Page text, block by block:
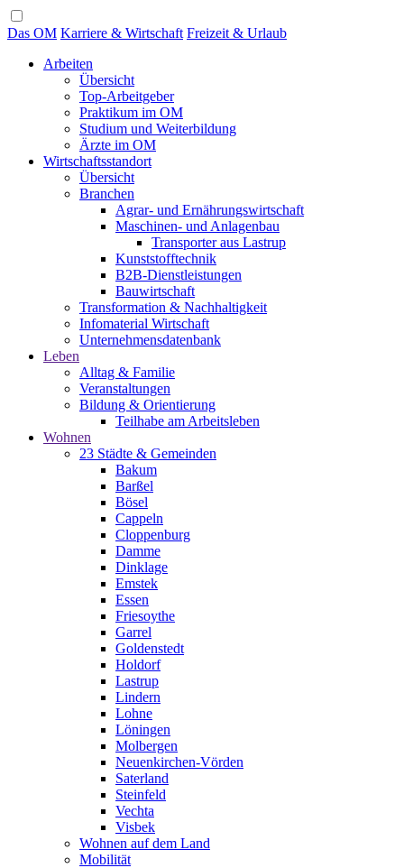
Das OM Karriere & Wirtschaft Freizeit & Urlaub
Arbeiten
Übersicht
Top-Arbeitgeber
Praktikum im OM
Studium und Weiterbildung
Ärzte im OM
Wirtschaftsstandort
Übersicht
Branchen
Agrar- und Ernährungswirtschaft
Maschinen- und Anlagenbau
Transporter aus Lastrup
Kunststofftechnik
B2B-Dienstleistungen
Bauwirtschaft
Transformation & Nachhaltigkeit
Infomaterial Wirtschaft
Unternehmensdatenbank
Leben
Alltag & Familie
Veranstaltungen
Bildung & Orientierung
Teilhabe am Arbeitsleben
Wohnen
23 Städte & Gemeinden
Bakum
Barßel
Bösel
Cappeln
Cloppenburg
Damme
Dinklage
Emstek
Essen
Friesoythe
Garrel
Goldenstedt
Holdorf
Lastrup
Lindern
Lohne
Löningen
Molbergen
Neuenkirchen-Vörden
Saterland
Steinfeld
Vechta
Visbek
Wohnen auf dem Land
Mobilität